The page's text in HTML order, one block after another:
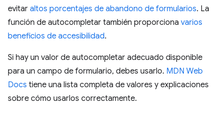
evitar altos porcentajes de abandono de formularios. La
función de autocompletar también proporciona varios
beneficios de accesibilidad.
Si hay un valor de autocompletar adecuado disponible
para un campo de formulario, debes usarlo. MDN Web
Docs tiene una lista completa de valores y explicaciones
sobre cómo usarlos correctamente.